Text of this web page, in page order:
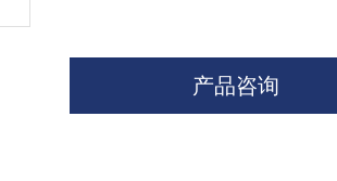
产品咨询